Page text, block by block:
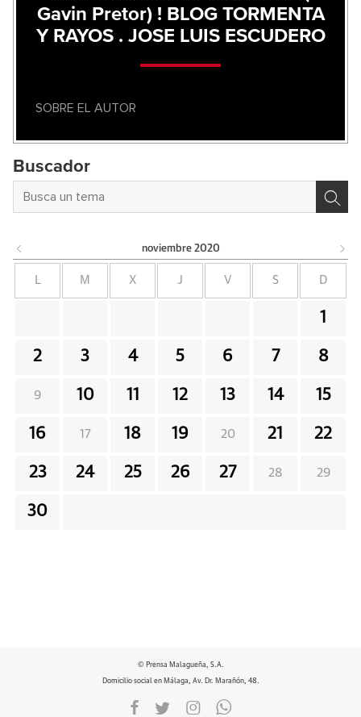
Gavin Pretor) ! BLOG TORMENTA
Y RAYOS . JOSE LUIS ESCUDERO
SOBRE EL AUTOR
Buscador
noviembre 2020
M X J V S D
1
2 3 4 5 6 7 8
9 10 11 12 13 14 15
16 17 18 19 20 21 22
23 24 25 26 27 28 29
30
© Prensa Malagueña, S.A.
Domicilio social en Málaga, Av. Dr. Marañón, 48.